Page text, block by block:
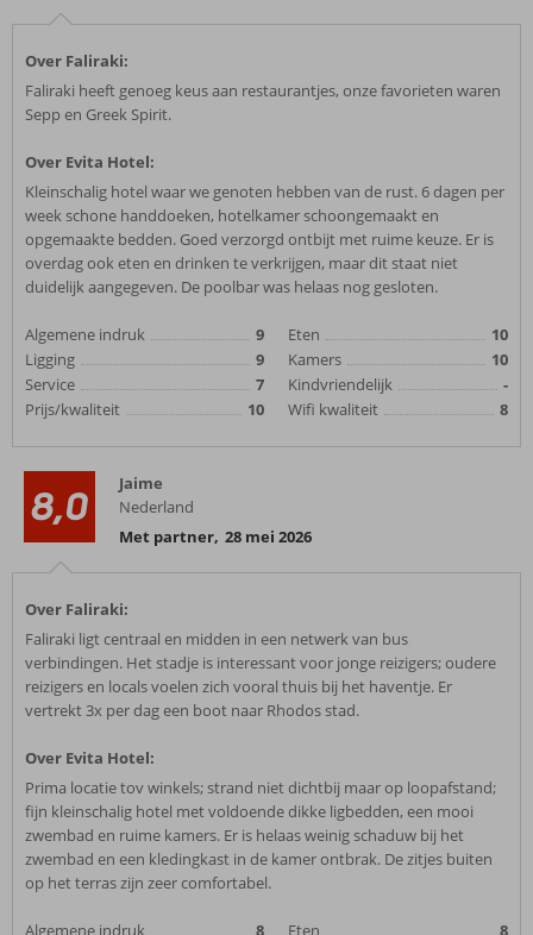
Over Faliraki:
Faliraki heeft genoeg keus aan restaurantjes, onze favorieten waren
Sepp en Greek Spirit.
Over Evita Hotel:
Kleinschalig hotel waar we genoten hebben van de rust. 6 dagen per
week schone handdoeken, hotelkamer schoongemaakt en
opgemaakte bedden. Goed verzorgd ontbijt met ruime keuze. Er is
overdag ook eten en drinken te verkrijgen, maar dit staat niet
duidelijk aangegeven. De poolbar was helaas nog gesloten.
Algemene indruk
9
Ligging
9
Service
7
Prijs/kwaliteit
10
Eten
10
Kamers
10
Kindvriendelijk
-
Wifi kwaliteit
8
8,0
Jaime
Nederland
Met partner, 28 mei 2026
Over Faliraki:
Faliraki ligt centraal en midden in een netwerk van bus
verbindingen. Het stadje is interessant voor jonge reizigers; oudere
reizigers en locals voelen zich vooral thuis bij het haventje. Er
vertrekt 3x per dag een boot naar Rhodos stad.
Over Evita Hotel:
Prima locatie tov winkels; strand niet dichtbij maar op loopafstand;
fijn kleinschalig hotel met voldoende dikke ligbedden, een mooi
zwembad en ruime kamers. Er is helaas weinig schaduw bij het
zwembad en een kledingkast in de kamer ontbrak. De zitjes buiten
op het terras zijn zeer comfortabel.
Algemene indruk 8 Eten 8